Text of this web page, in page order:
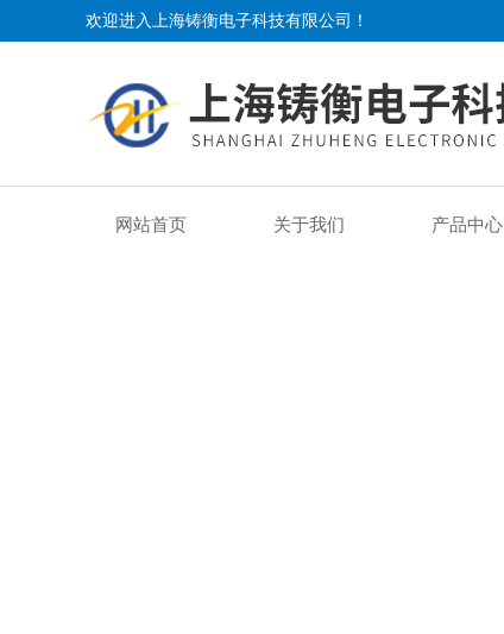
欢迎进入上海铸衡电子科技有限公司！
网站首页 关于我们 产品中心